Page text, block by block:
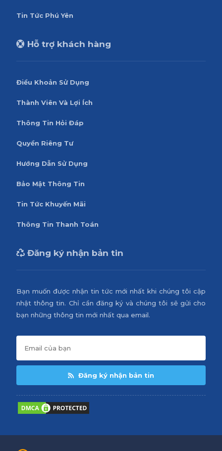
Tin Tức Phú Yên
Hỗ trợ khách hàng
Điều Khoản Sử Dụng
Thành Viên Và Lợi Ích
Thông Tin Hỏi Đáp
Quyền Riêng Tư
Hướng Dẫn Sử Dụng
Bảo Mật Thông Tin
Tin Tức Khuyến Mãi
Thông Tin Thanh Toán
Đăng ký nhận bản tin
Bạn muốn được nhận tin tức mới nhất khi chúng tôi cập
nhật thông tin. Chỉ cần đăng ký và chúng tôi sẽ gửi cho
bạn những thông tin mới nhất qua email.
Đăng ký nhận bản tin